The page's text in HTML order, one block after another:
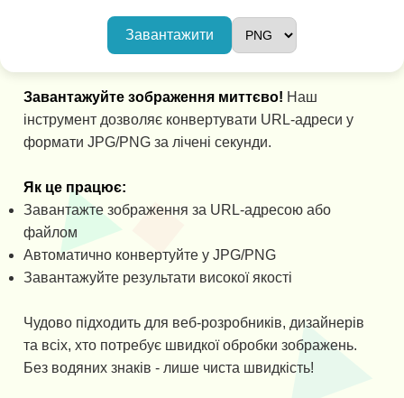
Завантажити
Завантажуйте зображення миттєво! Наш
інструмент дозволяє конвертувати URL-адреси у
формати JPG/PNG за лічені секунди.
Як це працює:
Завантажте зображення за URL-адресою або
файлом
Автоматично конвертуйте у JPG/PNG
Завантажуйте результати високої якості
Чудово підходить для веб-розробників, дизайнерів
та всіх, хто потребує швидкої обробки зображень.
Без водяних знаків - лише чиста швидкість!